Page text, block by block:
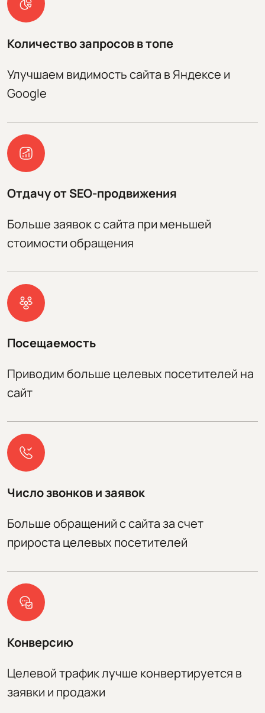
Количество запросов в топе
Улучшаем видимость сайта в Яндексе и
Google
Отдачу от SEO-продвижения
Больше заявок с сайта при меньшей
стоимости обращения
Посещаемость
Приводим больше целевых посетителей на
сайт
Число звонков и заявок
Больше обращений с сайта за счет
прироста целевых посетителей
Конверсию
Целевой трафик лучше конвертируется в
заявки и продажи